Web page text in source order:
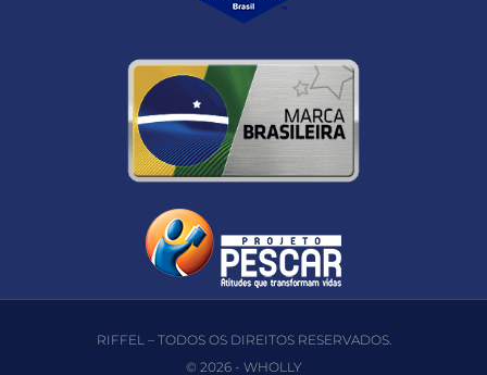
RIFFEL – TODOS OS DIREITOS RESERVADOS.
© 2026 - WHOLLY